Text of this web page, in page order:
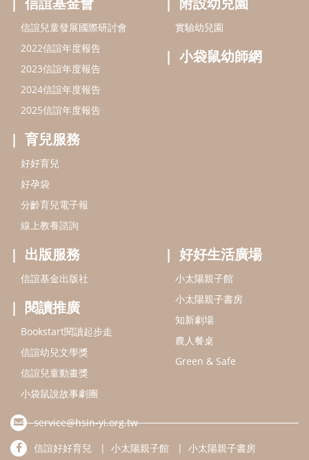
好孕袋
分齡育兒電子報
線上教養諮詢
出版服務
信誼基金出版社
閱讀推廣
Bookstart閱讀起步走
信誼幼兒文學獎
信誼兒童動畫獎
小袋鼠說故事劇團
service@hsin-yi.org.tw
信誼好好育兒
小太陽親子書房
(02)2396-5305轉2345 (週一～週五 9:00～18:00)
認識信誼 合作洽談 智慧財產權聲明
本網站建議使用IE9(含以上)或 Google Chrome 版本瀏覽器
信誼基金會/上誼文化實業股份有限公司 版權所有 ©